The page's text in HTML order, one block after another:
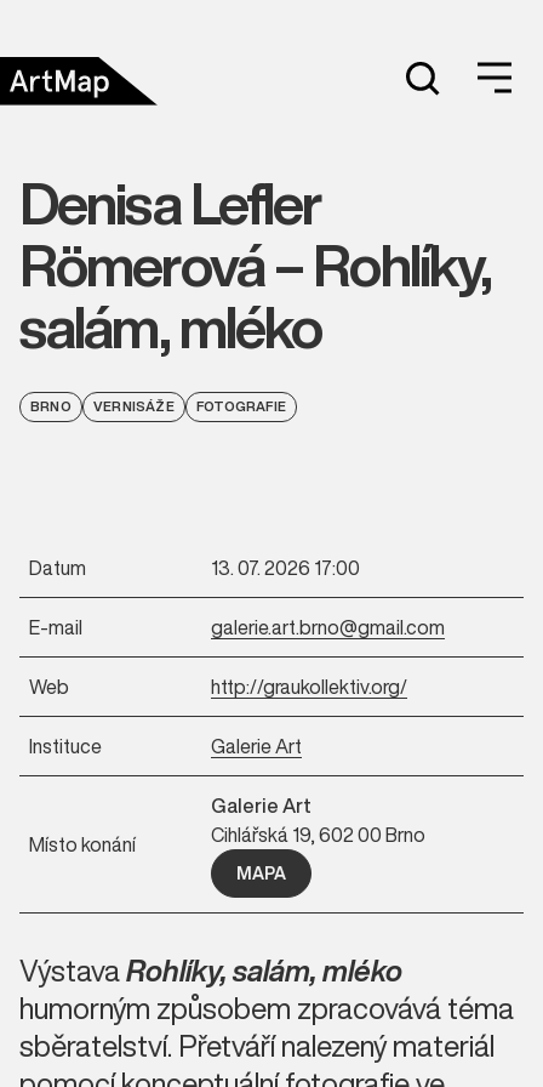
Denisa Lefler
Römerová – Rohlíky,
salám, mléko
BRNO VERNISÁŽE FOTOGRAFIE
Datum 13. 07. 2026 17:00
E-mail galerie.art.brno@gmail.com
Web http://graukollektiv.org/
Instituce Galerie Art
Místo konání
Galerie Art
Cihlářská 19, 602 00 Brno
MAPA
VýstavaRohlíky, salám, mléko
humorným způsobem zpracovává téma
sběratelství. Přetváří nalezený materiál